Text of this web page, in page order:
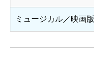
ミュージカル／映画版